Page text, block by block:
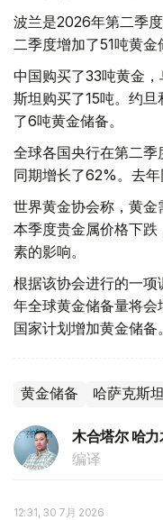
波兰是2026年第二季
二季度增加了51吨黄金
中国购买了33吨黄金
斯坦购买了15吨。约
了6吨黄金储备。
全球各国央行在第二
同期增长了62%。去年
世界黄金协会称，黄金
本季度贵金属价格下
素的影响。
根据该协会进行的一
年全球黄金储备量将
国家计划增加黄金储备。
黄金储备 哈萨克斯坦
木合塔尔 哈力
编译
12:31, 30 7月 2026